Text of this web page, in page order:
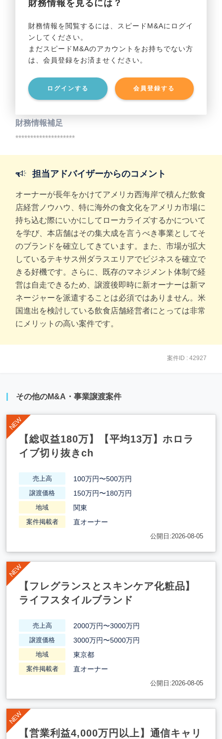
財務情報を見るには？
財務情報を閲覧するには、スピードM&Aにログイ
ンしてください。
まだスピードM&Aのアカウントをお持ちでない方
は、会員登録をお済ませください。
ログインする 会員登録する
事業利益 ********************
貸借対照表（B/S）
事業資産 ********************
事業負債 ********************
財務情報補足
********************
担当アドバイザーからのコメント
オーナーが長年をかけてアメリカ西海岸で積んだ飲食
店経営ノウハウ、特に海外の食文化をアメリカ市場に
持ち込む際にいかにしてローカライズするかについて
を学び、本店舗はその集大成を言うべき事業としてそ
のブランドを確立してきています。また、市場が拡大
しているテキサス州ダラスエリアでビジネスを確立で
きる好機です。さらに、既存のマネジメント体制で経
営は自走できるため、譲渡後即時に新オーナーは新マ
ネージャーを派遣することは必須ではありません。米
国進出を検討している飲食店舗経営者にとっては非常
にメリットの高い案件です。
案件ID : 42927
その他のM&A・事業譲渡案件
【総収益180万】【平均13万】ホロラ
イブ切り抜きch
売上高 100万円〜500万円
譲渡価格 150万円〜180万円
地域 関東
案件掲載者 直オーナー
公開日:2026-08-05
【フレグランスとスキンケア化粧品】
ライフスタイルブランド
売上高 2000万円〜3000万円
譲渡価格 3000万円〜5000万円
地域 東京都
案件掲載者 直オーナー
公開日:2026-08-05
【営業利益4,000万円以上】通信キャリ